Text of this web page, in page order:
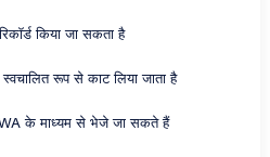
किया जा सकता है
रूप से काट लिया जाता है
WA के माध्यम से भेजे जा सकते हैं